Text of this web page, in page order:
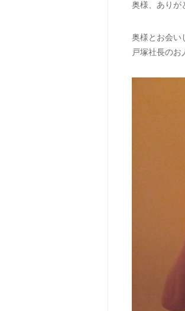
奥様、ありが
奥様とお会い
戸塚社長の